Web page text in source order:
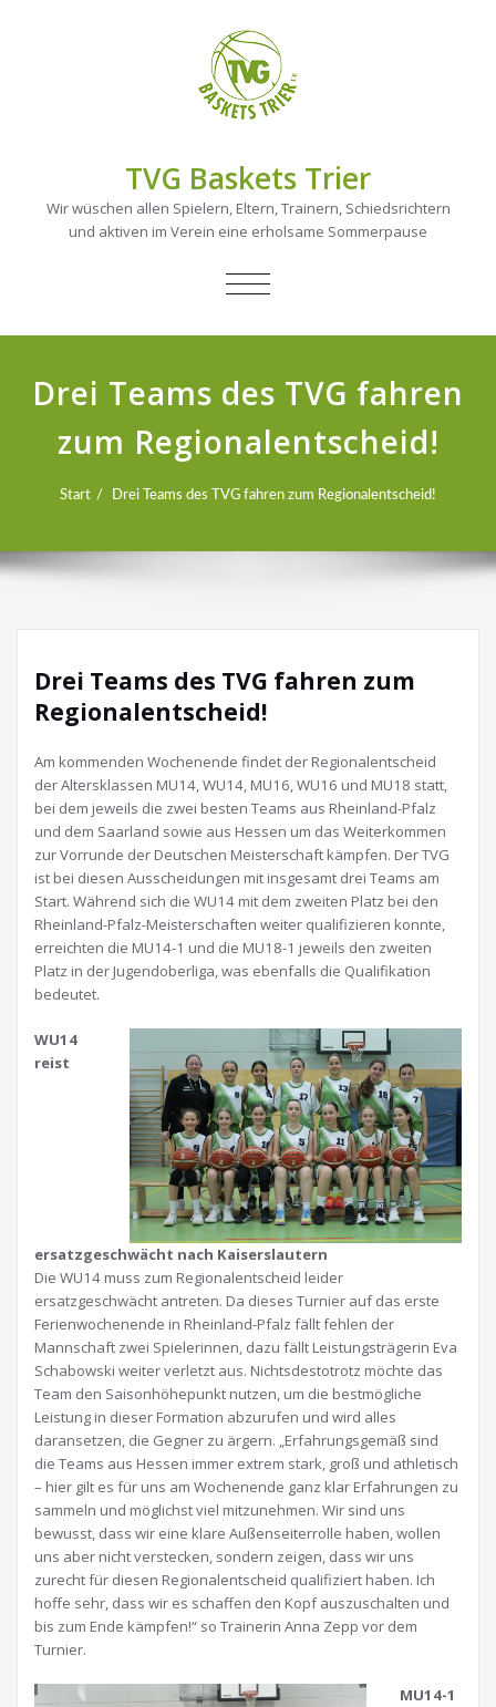
TVG Baskets Trier
Wir wüschen allen Spielern, Eltern, Trainern, Schiedsrichtern
und aktiven im Verein eine erholsame Sommerpause
NAVIGATION
Drei Teams des TVG fahren
zum Regionalentscheid!
Start Drei Teams des TVG fahren zum Regionalentscheid!
Drei Teams des TVG fahren zum
Regionalentscheid!
Am kommenden Wochenende findet der Regionalentscheid
der Altersklassen MU14, WU14, MU16, WU16 und MU18 statt,
bei dem jeweils die zwei besten Teams aus Rheinland-Pfalz
und dem Saarland sowie aus Hessen um das Weiterkommen
zur Vorrunde der Deutschen Meisterschaft kämpfen. Der TVG
ist bei diesen Ausscheidungen mit insgesamt drei Teams am
Start. Während sich die WU14 mit dem zweiten Platz bei den
Rheinland-Pfalz-Meisterschaften weiter qualifizieren konnte,
erreichten die MU14-1 und die MU18-1 jeweils den zweiten
Platz in der Jugendoberliga, was ebenfalls die Qualifikation
bedeutet.
WU14
reist
ersatzgeschwächt nach Kaiserslautern
Die WU14 muss zum Regionalentscheid leider
ersatzgeschwächt antreten. Da dieses Turnier auf das erste
Ferienwochenende in Rheinland-Pfalz fällt fehlen der
Mannschaft zwei Spielerinnen, dazu fällt Leistungsträgerin Eva
Schabowski weiter verletzt aus. Nichtsdestotrotz möchte das
Team den Saisonhöhepunkt nutzen, um die bestmögliche
Leistung in dieser Formation abzurufen und wird alles
daransetzen, die Gegner zu ärgern. „Erfahrungsgemäß sind
die Teams aus Hessen immer extrem stark, groß und athletisch
– hier gilt es für uns am Wochenende ganz klar Erfahrungen zu
sammeln und möglichst viel mitzunehmen. Wir sind uns
bewusst, dass wir eine klare Außenseiterrolle haben, wollen
uns aber nicht verstecken, sondern zeigen, dass wir uns
zurecht für diesen Regionalentscheid qualifiziert haben. Ich
hoffe sehr, dass wir es schaffen den Kopf auszuschalten und
bis zum Ende kämpfen!“ so Trainerin Anna Zepp vor dem
Turnier.
MU14-1